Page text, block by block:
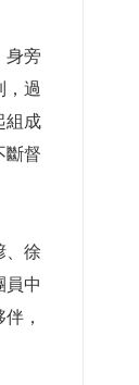
身旁
，過
組成
斷督
、徐
員中
，